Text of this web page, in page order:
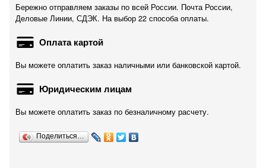
Бережно отправляем заказы по всей России. Почта России,
Деловые Линии, СДЭК. На выбор 22 способа оплаты.
Оплата картой
Вы можете оплатить заказ наличными или банковской картой.
Юридическим лицам
Вы можете оплатить заказ по безналичному расчету.
Поделиться…